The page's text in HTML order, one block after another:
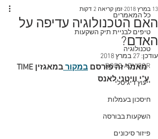
כל המאמרים
טיפים לבניית תיק השקעות
טכנולוגיה
ROBO ADVISOR
ייעוץ דיגיטלי
חיסכון בעמלות
השקעות בבורסה
פיזור סיכונים
האם הטכנולוגיה עדיפה על
האדם?
13 במרץ 2018 זמן קריאה 2 דקות
עודכן: 27 במרץ 2018
מאמר זה פורסם במקור
ע"י וויטני לאנס